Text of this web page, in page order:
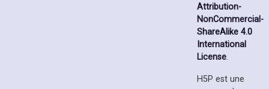
Attribution-
NonCommercial-
ShareAlike 4.0
International
License.
H5P est une